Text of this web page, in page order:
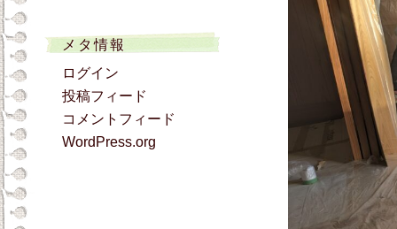
メタ情報
ログイン
投稿フィード
コメントフィード
WordPress.org